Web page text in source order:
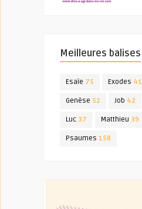
Meilleures balises
Esaïe 75 Exodes 41
Genèse 52 Job 42
Luc 37 Matthieu 39
Psaumes 158